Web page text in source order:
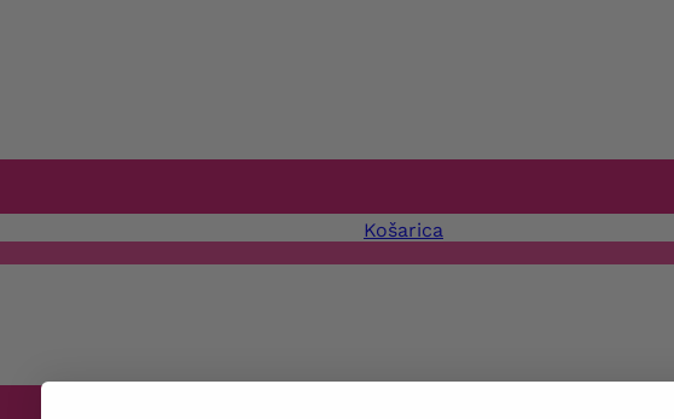
Košarica